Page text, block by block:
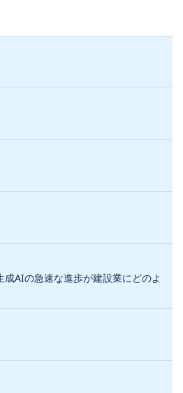
成AIの急速な進歩が建設業にどのよ